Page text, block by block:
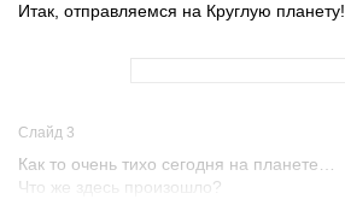
Итак, отправляемся на Круглую планету!
Слайд 3
Как то очень тихо сегодня на планете…
Что же здесь произошло?